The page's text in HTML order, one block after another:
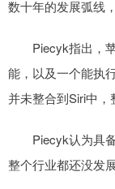
数十年的发展弧线
Piecyk指出，苹
能，以及一个能执
并未整合到Siri中，
Piecyk认为具备
整个行业都还没发